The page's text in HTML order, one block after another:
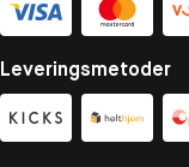
Leveringsmetoder